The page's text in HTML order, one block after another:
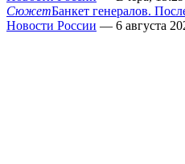
СюжетБанкет генералов.
Новости России — 6 августа